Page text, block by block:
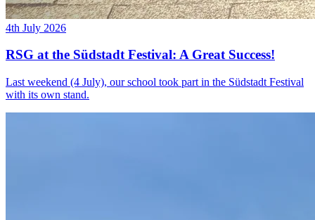
4th July 2026
RSG at the Südstadt Festival: A Great Success!
Last weekend (4 July), our school took part in the Südstadt Festival
with its own stand.